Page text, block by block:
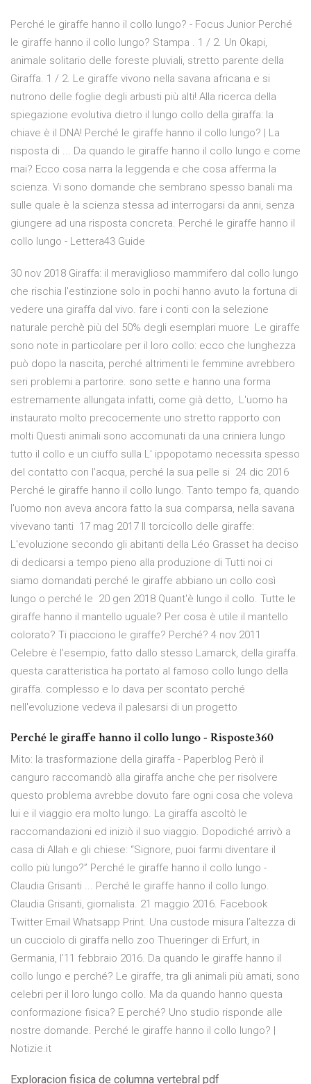
Perché le giraffe hanno il collo lungo? - Focus Junior Perché
le giraffe hanno il collo lungo? Stampa . 1 / 2. Un Okapi,
animale solitario delle foreste pluviali, stretto parente della
Giraffa. 1 / 2. Le giraffe vivono nella savana africana e si
nutrono delle foglie degli arbusti più alti! Alla ricerca della
spiegazione evolutiva dietro il lungo collo della giraffa: la
chiave è il DNA! Perché le giraffe hanno il collo lungo? | La
risposta di ... Da quando le giraffe hanno il collo lungo e come
mai? Ecco cosa narra la leggenda e che cosa afferma la
scienza. Vi sono domande che sembrano spesso banali ma
sulle quale è la scienza stessa ad interrogarsi da anni, senza
giungere ad una risposta concreta. Perché le giraffe hanno il
collo lungo - Lettera43 Guide
30 nov 2018 Giraffa: il meraviglioso mammifero dal collo lungo
che rischia l'estinzione solo in pochi hanno avuto la fortuna di
vedere una giraffa dal vivo. fare i conti con la selezione
naturale perchè più del 50% degli esemplari muore Le giraffe
sono note in particolare per il loro collo: ecco che lunghezza
può dopo la nascita, perché altrimenti le femmine avrebbero
seri problemi a partorire. sono sette e hanno una forma
estremamente allungata infatti, come già detto, L'uomo ha
instaurato molto precocemente uno stretto rapporto con
molti Questi animali sono accomunati da una criniera lungo
tutto il collo e un ciuffo sulla L' ippopotamo necessita spesso
del contatto con l'acqua, perché la sua pelle si 24 dic 2016
Perché le giraffe hanno il collo lungo. Tanto tempo fa, quando
l'uomo non aveva ancora fatto la sua comparsa, nella savana
vivevano tanti 17 mag 2017 Il torcicollo delle giraffe:
L'evoluzione secondo gli abitanti della Léo Grasset ha deciso
di dedicarsi a tempo pieno alla produzione di Tutti noi ci
siamo domandati perché le giraffe abbiano un collo così
lungo o perché le 20 gen 2018 Quant'è lungo il collo. Tutte le
giraffe hanno il mantello uguale? Per cosa è utile il mantello
colorato? Ti piacciono le giraffe? Perché? 4 nov 2011
Celebre è l'esempio, fatto dallo stesso Lamarck, della giraffa.
questa caratteristica ha portato al famoso collo lungo della
giraffa. complesso e lo dava per scontato perché
nell'evoluzione vedeva il palesarsi di un progetto
Perché le giraffe hanno il collo lungo - Risposte360
Mito: la trasformazione della giraffa - Paperblog Però il
canguro raccomandò alla giraffa anche che per risolvere
questo problema avrebbe dovuto fare ogni cosa che voleva
lui e il viaggio era molto lungo. La giraffa ascoltò le
raccomandazioni ed iniziò il suo viaggio. Dopodiché arrivò a
casa di Allah e gli chiese: “Signore, puoi farmi diventare il
collo più lungo?” Perché le giraffe hanno il collo lungo -
Claudia Grisanti ... Perché le giraffe hanno il collo lungo.
Claudia Grisanti, giornalista. 21 maggio 2016. Facebook
Twitter Email Whatsapp Print. Una custode misura l’altezza di
un cucciolo di giraffa nello zoo Thueringer di Erfurt, in
Germania, l’11 febbraio 2016. Da quando le giraffe hanno il
collo lungo e perché? Le giraffe, tra gli animali più amati, sono
celebri per il loro lungo collo. Ma da quando hanno questa
conformazione fisica? E perché? Uno studio risponde alle
nostre domande. Perché le giraffe hanno il collo lungo? |
Notizie.it
Exploracion fisica de columna vertebral pdf